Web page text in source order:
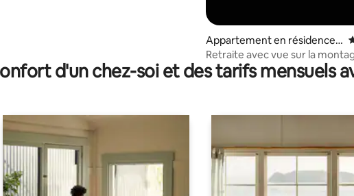
sur la base de 171 commentaires : 4,95 sur 5
Appartement en résidence ⋅
Sugar Mountain
Retraite avec vue sur la
Sugar Mountain
d'un chez-soi et des tarifs mensuels